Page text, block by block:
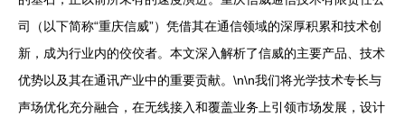
司（以下简称“重庆信威”）凭借其在通信领域的深厚积累和技术创
新，成为行业内的佼佼者。本文深入解析了信威的主要产品、技术
优势以及其在通讯产业中的重要贡献。\n\n我们将光学技术专长与
声场优化充分融合，在无线接入和覆盖业务上引领市场发展，设计